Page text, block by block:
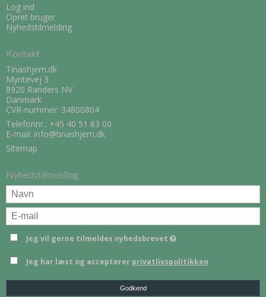
Log ind
Opret bruger
Nyhedstilmelding
Kontakt
Tinashjem.dk
Myntevej 3
8920 Randers NV
Danmark
CVR-nummer: 34800804
Telefonnr.: +45 40 51 83 00
E-mail: info@tinashjem.dk
Sitemap
Nyhedstilmelding
Jeg vil gerne tilmeldes nyhedsbrevet
Jeg har læst og accepterer privatlivspolitikken
Godkend